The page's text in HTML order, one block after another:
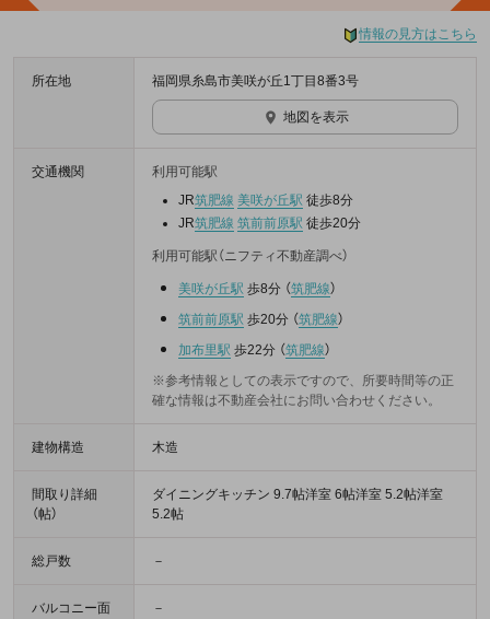
情報の見方はこちら
所在地 福岡県糸島市美咲が丘1丁目8番3号
地図を表示
交通機関
利用可能駅
JR筑肥線 美咲が丘駅 徒歩8分
JR筑肥線 筑前前原駅 徒歩20分
利用可能駅（ニフティ不動産調べ）
美咲が丘駅 歩8分 （筑肥線）
筑前前原駅 歩20分 （筑肥線）
加布里駅 歩22分 （筑肥線）
※参考情報としての表示ですので、所要時間等の正
確な情報は不動産会社にお問い合わせください。
建物構造 木造
間取り詳細
（帖）
ダイニングキッチン 9.7帖洋室 6帖洋室 5.2帖洋室
5.2帖
総戸数 －
バルコニー面
－